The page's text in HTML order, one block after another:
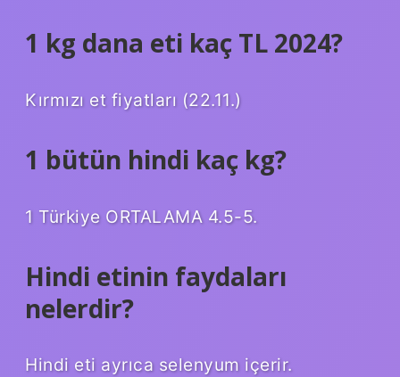
1 kg dana eti kaç TL 2024?
Kırmızı et fiyatları (22.11.)
1 bütün hindi kaç kg?
1 Türkiye ORTALAMA 4.5-5.
Hindi etinin faydaları
nelerdir?
Hindi eti ayrıca selenyum içerir.